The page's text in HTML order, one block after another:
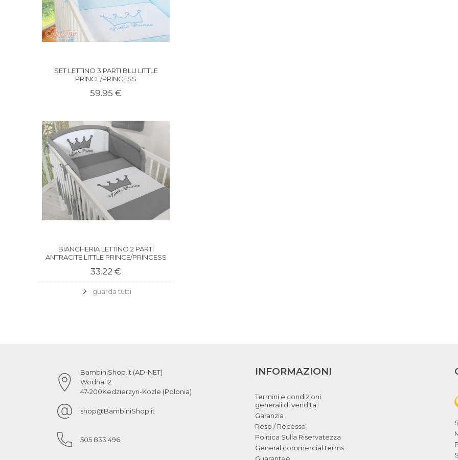
SET LETTINO 3 PARTI BLU LITTLE
PRINCE/PRINCESS
59.95 €
BIANCHERIA LETTINO 2 PARTI
ANTRACITE LITTLE PRINCE/PRINCESS
33.22 €
guarda tutti
BambiniShop.it (AD-NET)
Wodna 12
47-200Kedzierzyn-Kozle (Polonia)
shop@BambiniShop.it
505 833 496
INFORMAZIONI
Termini e condizioni
generali di vendita
Garanzia
Reso / Recesso
Politica Sulla Riservatezza
General commercial terms